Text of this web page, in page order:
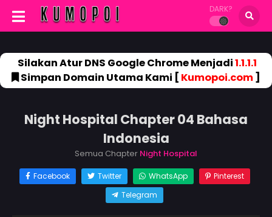
DARK?
Silakan Atur DNS Google Chrome Menjadi1.1.1.1
Simpan Domain Utama Kami [ Kumopoi.com]
Night Hospital Chapter 04 Bahasa
Indonesia
Semua Chapter Night Hospital
Facebook Twitter WhatsApp
Pinterest
Telegram